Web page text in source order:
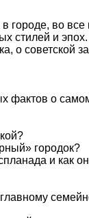
городе, во
стилей и
о советской
фактов о
городок?
и как